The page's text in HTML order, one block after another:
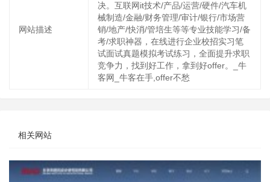
网站描述
决。互联网it技术/产品/运营/硬件/汽车机
械制造/金融/财务管理/审计/银行/市场营
销/地产/快消/管培生等等专业技能学习/备
考/求职神器，在线进行企业校招实习笔
试面试真题模拟考试练习，全面提升求职
竞争力，找到好工作，拿到好offer。_牛
客网_牛客在手,offer不愁
相关网站